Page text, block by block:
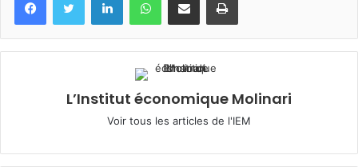
L’Institut économique Molinari
Voir tous les articles de l'IEM